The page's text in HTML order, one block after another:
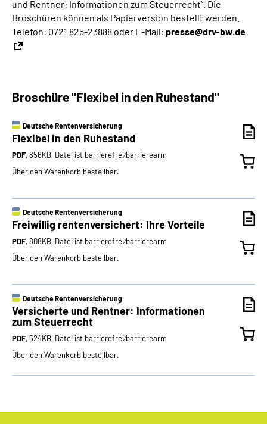
und Rentner: Informationen zum Steuerrecht“. Die
Broschüren können als Papierversion bestellt werden.
Telefon: 0721 825-23888 oder E-Mail: presse@drv-bw.de
Broschüre "Flexibel in den Ruhestand"
Deutsche Rentenversicherung
Flexibel in den Ruhestand
PDF, 856KB, Datei ist barrierefrei⁄barrierearm
Über den Warenkorb bestellbar.
Deutsche Rentenversicherung
Freiwillig rentenversichert: Ihre Vorteile
PDF, 808KB, Datei ist barrierefrei⁄barrierearm
Über den Warenkorb bestellbar.
Deutsche Rentenversicherung
Versicherte und Rentner: Informationen
zum Steuerrecht
PDF, 524KB, Datei ist barrierefrei⁄barrierearm
Über den Warenkorb bestellbar.